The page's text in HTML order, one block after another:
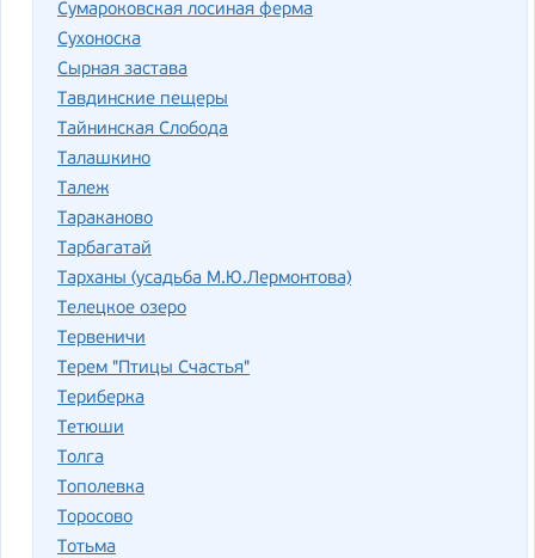
Сумароковская лосиная ферма
Сухоноска
Сырная застава
Тавдинские пещеры
Тайнинская Слобода
Талашкино
Талеж
Тараканово
Тарбагатай
Тарханы (усадьба М.Ю.Лермонтова)
Телецкое озеро
Тервеничи
Терем "Птицы Счастья"
Териберка
Тетюши
Толга
Тополевка
Торосово
Тотьма